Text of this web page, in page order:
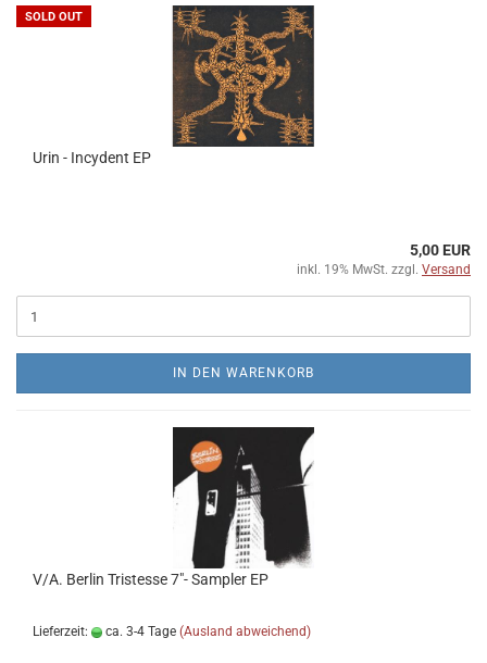
SOLD OUT
Urin - Incydent EP
5,00 EUR
inkl. 19% MwSt. zzgl. Versand
IN DEN WARENKORB
V/A. Berlin Tristesse 7"- Sampler EP
Lieferzeit: ca. 3-4 Tage (Ausland abweichend)